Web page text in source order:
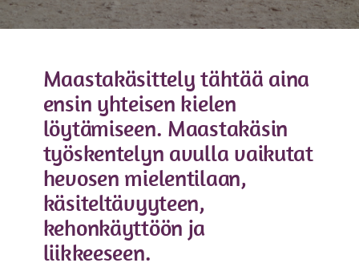
Maastakäsittely tähtää aina
ensin yhteisen kielen
löytämiseen. Maastakäsin
työskentelyn avulla vaikutat
hevosen mielentilaan,
käsiteltävyyteen,
kehonkäyttöön ja
liikkeeseen.